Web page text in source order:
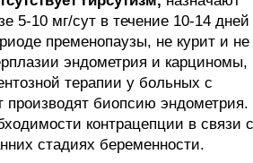
5-10 мг/сут в течение 10-14 дней
пременопаузы, не курит и не
эндометрия и карциномы,
терапии у больных с
биопсию эндометрия.
контрацепции в связи с
стадиях беременности.